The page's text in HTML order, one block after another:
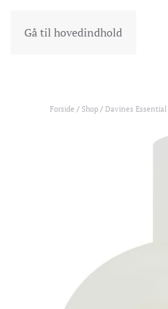
Gå til hovedindhold
Forside / Shop / Davines Essential